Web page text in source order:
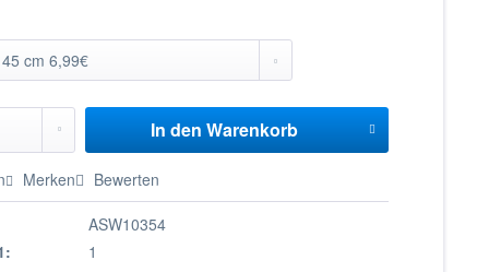
In den Warenkorb
Merken Bewerten
ASW10354
1